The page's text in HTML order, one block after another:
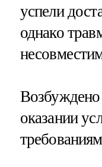
успели
однако
Возбуждено
оказании